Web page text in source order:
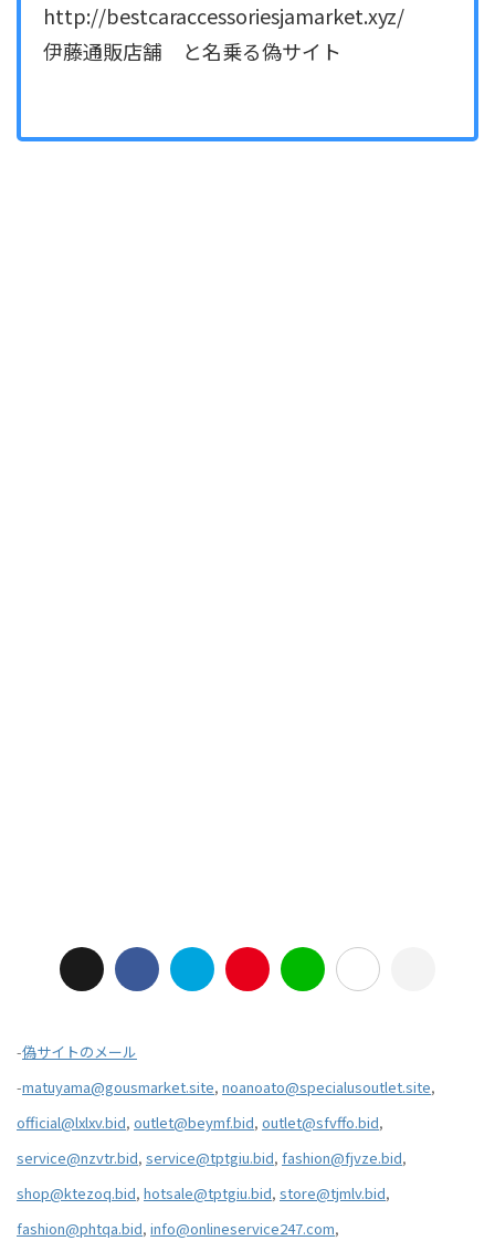
http://bestcaraccessoriesjamarket.xyz/
伊藤通販店舗 と名乗る偽サイト
-偽サイトのメール
-matuyama@gousmarket.site, noanoato@specialusoutlet.site,
official@lxlxv.bid, outlet@beymf.bid, outlet@sfvffo.bid,
service@nzvtr.bid, service@tptgiu.bid, fashion@fjvze.bid,
shop@ktezoq.bid, hotsale@tptgiu.bid, store@tjmlv.bid,
fashion@phtqa.bid, info@onlineservice247.com,